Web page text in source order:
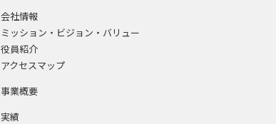
会社情報
ミッション・ビジョン・バリュー
役員紹介
アクセスマップ
事業概要
実績